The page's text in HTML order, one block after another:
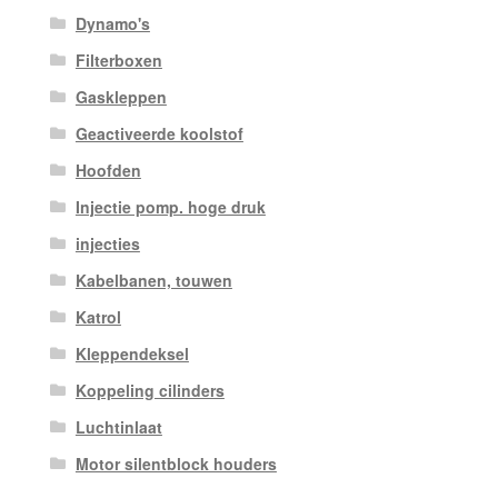
Dynamo's
Filterboxen
Gaskleppen
Geactiveerde koolstof
Hoofden
Injectie pomp. hoge druk
injecties
Kabelbanen, touwen
Katrol
Kleppendeksel
Koppeling cilinders
Luchtinlaat
Motor silentblock houders